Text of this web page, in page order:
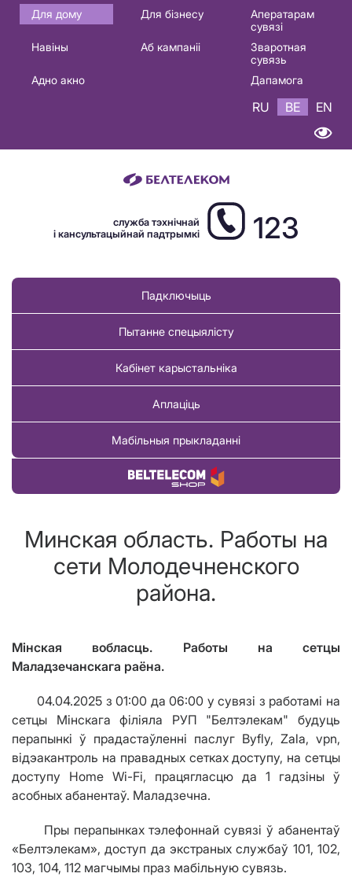
Основная
навигация
Для дому Для бізнесу
Аператарам
сувязі
Навіны
Аб кампаніі
Зваротная
сувязь
Адно акно
Дапамога
RU BE EN
служба тэхнічнай
і кансультацыйнай падтрымкі
123
Падключыць
Пытанне спецыялісту
Кабінет карыстальніка
Аплаціць
Мабільныя прыкладанні
Купіць тавар
Минская область. Работы на
сети Молодечненского
района.
Мінская вобласць. Работы на сетцы
Маладзечанскага раёна.
04.04.2025 з 01:00 да 06:00 у сувязі з работамі на
сетцы Мінскага філіяла РУП "Белтэлекам" будуць
перапынкі ў прадастаўленні паслуг Byfly, Zala, vpn,
відэакантроль на правадных сетках доступу, на сетцы
доступу Home Wi-Fi, працягласцю да 1 гадзіны ў
асобных абанентаў. Маладзечна.
Пры перапынках тэлефоннай сувязі ў абанентаў
«Белтэлекам», доступ да экстраных службаў 101, 102,
103, 104, 112 магчымы праз мабільную сувязь.